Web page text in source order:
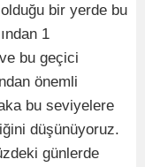
olduğu bir yerde bu
1
bu geçici
önemli
bu seviyelere
düşünüyoruz.
günlerde